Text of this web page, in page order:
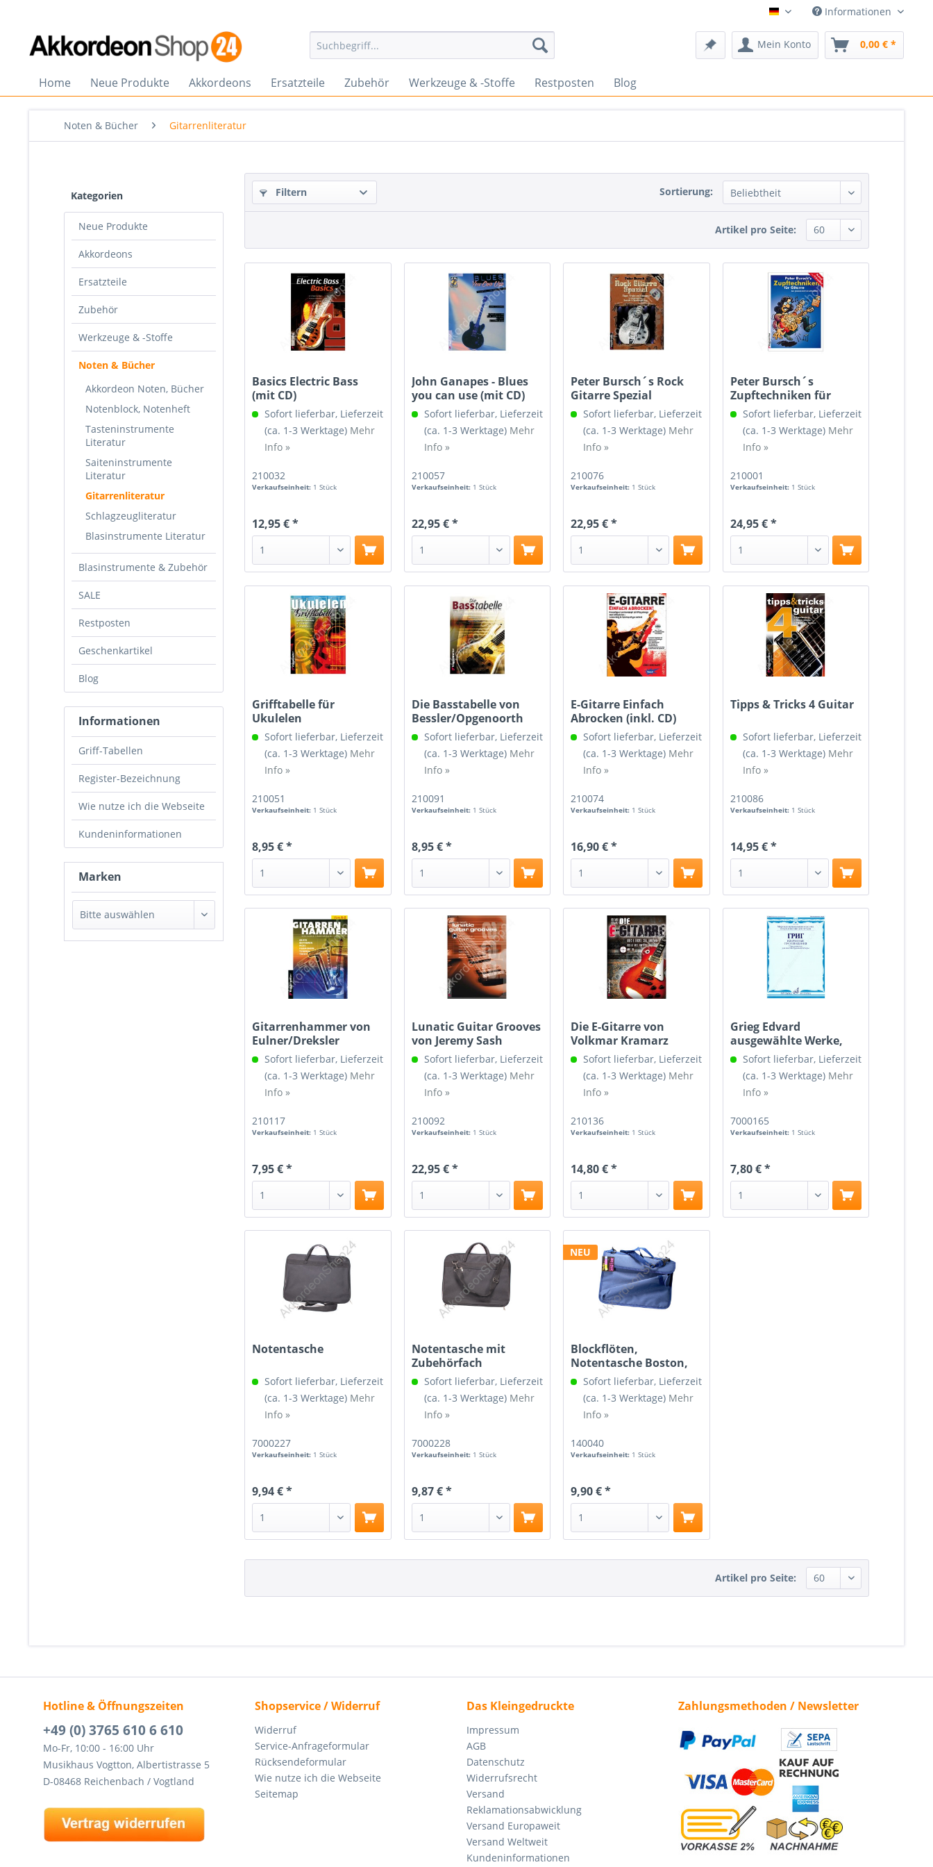
Deutsch Informationen
Mein Konto 0,00 € *
Home Neue Produkte Akkordeons Ersatzteile Zubehör Werkzeuge & -Stoffe Restposten Blog
Noten & Bücher Gitarrenliteratur
Kategorien
Neue Produkte
Akkordeons
Ersatzteile
Zubehör
Werkzeuge & -Stoffe
Noten & Bücher
Akkordeon Noten, Bücher
Notenblock, Notenheft
Tasteninstrumente
Literatur
Saiteninstrumente
Literatur
Gitarrenliteratur
Schlagzeugliteratur
Blasinstrumente Literatur
Blasinstrumente & Zubehör
SALE
Restposten
Geschenkartikel
Blog
Informationen
Griff-Tabellen
Register-Bezeichnung
Wie nutze ich die Webseite
Kundeninformationen
Marken
Filtern Sortierung:
Artikel pro Seite:
Basics Electric Bass
(mit CD)
Sofort lieferbar, Lieferzeit
(ca. 1-3 Werktage) Mehr
Info »
210032
Verkaufseinheit: 1 Stück
12,95 € *
John Ganapes - Blues
you can use (mit CD)
Sofort lieferbar, Lieferzeit
(ca. 1-3 Werktage) Mehr
Info »
210057
Verkaufseinheit: 1 Stück
22,95 € *
Peter Bursch´s Rock
Gitarre Spezial
Sofort lieferbar, Lieferzeit
(ca. 1-3 Werktage) Mehr
Info »
210076
Verkaufseinheit: 1 Stück
22,95 € *
Peter Bursch´s
Zupftechniken für
Gitarre
Sofort lieferbar, Lieferzeit
(ca. 1-3 Werktage) Mehr
Info »
210001
Verkaufseinheit: 1 Stück
24,95 € *
Grifftabelle für
Ukulelen
Sofort lieferbar, Lieferzeit
(ca. 1-3 Werktage) Mehr
Info »
210051
Verkaufseinheit: 1 Stück
8,95 € *
Die Basstabelle von
Bessler/Opgenoorth
Sofort lieferbar, Lieferzeit
(ca. 1-3 Werktage) Mehr
Info »
210091
Verkaufseinheit: 1 Stück
8,95 € *
E-Gitarre Einfach
Abrocken (inkl. CD)
Sofort lieferbar, Lieferzeit
(ca. 1-3 Werktage) Mehr
Info »
210074
Verkaufseinheit: 1 Stück
16,90 € *
Tipps & Tricks 4 Guitar
Sofort lieferbar, Lieferzeit
(ca. 1-3 Werktage) Mehr
Info »
210086
Verkaufseinheit: 1 Stück
14,95 € *
Gitarrenhammer von
Eulner/Dreksler
Sofort lieferbar, Lieferzeit
(ca. 1-3 Werktage) Mehr
Info »
210117
Verkaufseinheit: 1 Stück
7,95 € *
Lunatic Guitar Grooves
von Jeremy Sash
Sofort lieferbar, Lieferzeit
(ca. 1-3 Werktage) Mehr
Info »
210092
Verkaufseinheit: 1 Stück
22,95 € *
Die E-Gitarre von
Volkmar Kramarz
Sofort lieferbar, Lieferzeit
(ca. 1-3 Werktage) Mehr
Info »
210136
Verkaufseinheit: 1 Stück
14,80 € *
Grieg Edvard
ausgewählte Werke,
Übertragung für...
Sofort lieferbar, Lieferzeit
(ca. 1-3 Werktage) Mehr
Info »
7000165
Verkaufseinheit: 1 Stück
7,80 € *
Notentasche
Sofort lieferbar, Lieferzeit
(ca. 1-3 Werktage) Mehr
Info »
7000227
Verkaufseinheit: 1 Stück
9,94 € *
Notentasche mit
Zubehörfach
Sofort lieferbar, Lieferzeit
(ca. 1-3 Werktage) Mehr
Info »
7000228
Verkaufseinheit: 1 Stück
9,87 € *
NEU
Blockflöten,
Notentasche Boston,
BlauSofort lieferbar, Lieferzeit
(ca. 1-3 Werktage) Mehr
Info »
140040
Verkaufseinheit: 1 Stück
9,90 € *
Artikel pro Seite:
Hotline & Öffnungszeiten
+49 (0) 3765 610 6 610
Mo-Fr, 10:00 - 16:00 Uhr
Musikhaus Vogtton, Albertistrasse 5
D-08468 Reichenbach / Vogtland
Shopservice / Widerruf
Widerruf
Service-Anfrageformular
Rücksendeformular
Wie nutze ich die Webseite
Seitemap
Das Kleingedruckte
Impressum
AGB
Datenschutz
Widerrufsrecht
Versand
Reklamationsabwicklung
Versand Europaweit
Versand Weltweit
Kundeninformationen
Zahlungsmethoden / Newsletter